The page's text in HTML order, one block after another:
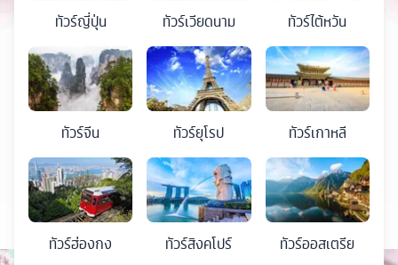
ทัวร์ญี่ปุ่น ทัวร์เวียดนาม ทัวร์ไต้หวัน
ทัวร์จีน ทัวร์ยุโรป ทัวร์เกาหลี
ทัวร์ฮ่องกง ทัวร์สิงคโปร์ ทัวร์ออสเตรีย